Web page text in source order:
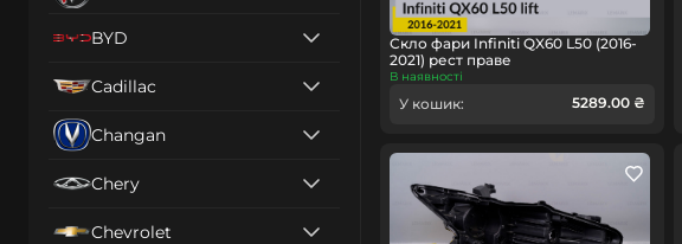
BYD
Cadillac
Changan
Chery
Chevrolet
Скло фари Infiniti QX60 L50 (2016-
2021) рест праве
В наявності
У кошик: 5289.00 ₴